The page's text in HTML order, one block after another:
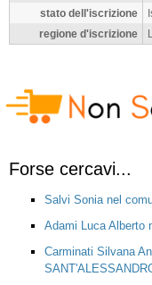
stato dell'iscrizione
regione d'iscrizione
Forse cercavi...
Salvi Sonia nel
Adami Luca Alberto
Carminati Silvana